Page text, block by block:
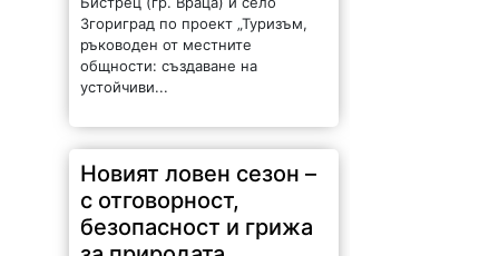
Згориград по проект „Туризъм,
ръководен от местните
общности: създаване на
устойчиви...
Новият ловен сезон –
с отговорност,
безопасност и грижа
за природата